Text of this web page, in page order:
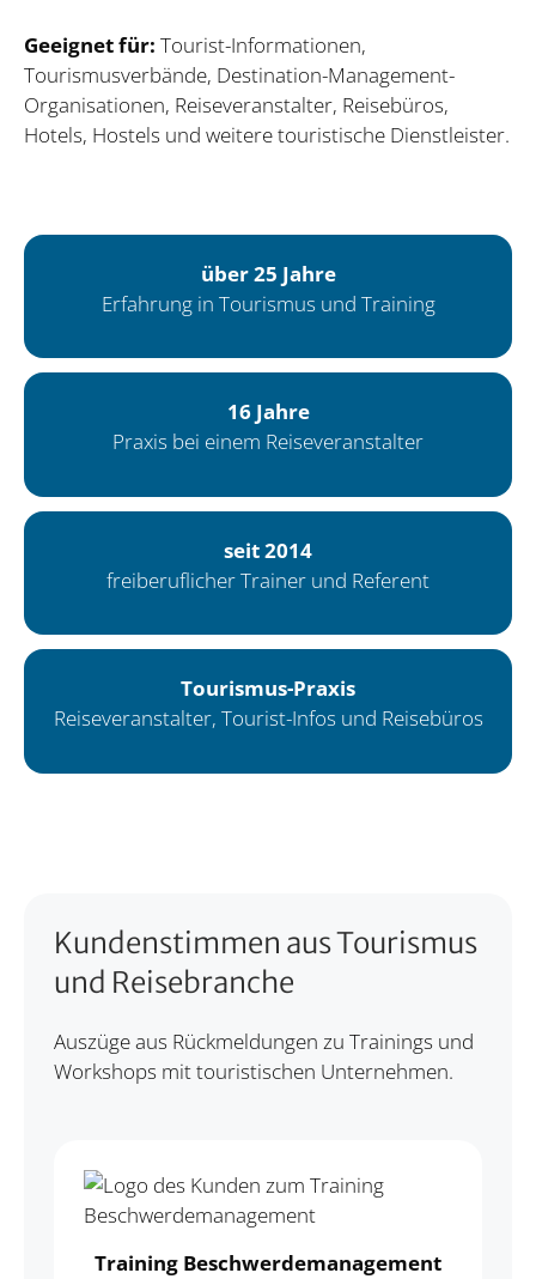
Geeignet für: Tourist-Informationen,
Tourismusverbände, Destination-Management-
Organisationen, Reiseveranstalter, Reisebüros,
Hotels, Hostels und weitere touristische Dienstleister.
über 25 Jahre
Erfahrung in Tourismus und Training
16 Jahre
Praxis bei einem Reiseveranstalter
seit 2014
freiberuflicher Trainer und Referent
Tourismus-Praxis
Reiseveranstalter, Tourist-Infos und Reisebüros
Kundenstimmen aus Tourismus
und Reisebranche
Auszüge aus Rückmeldungen zu Trainings und
Workshops mit touristischen Unternehmen.
Training Beschwerdemanagement